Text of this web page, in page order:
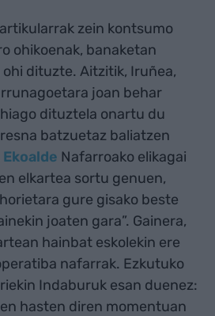
zein kontsumo
ohikoenak, banaketan
dituzte. Aitzitik, Iruñea,
joan behar
dituztela onartu du
batzuetaz baliatzen
Ekoalde Nafarroako elikagai
elkartea sortu genuen,
gure gisako beste
joaten gara”. Gainera,
hainbat eskolekin ere
nafarrak. Ezkutuko
Indaburuk esan duenez:
hasten diren momentuan